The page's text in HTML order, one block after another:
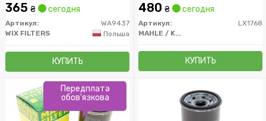
365 ₴ сегодня
Артикул:
WA9437
WIX FILTERS
Польша
КУПИТЬ
480 ₴ сегодня
Артикул:
LX1768
MAHLE / KNECHT
КУПИТЬ
Передплата
обов'язкова